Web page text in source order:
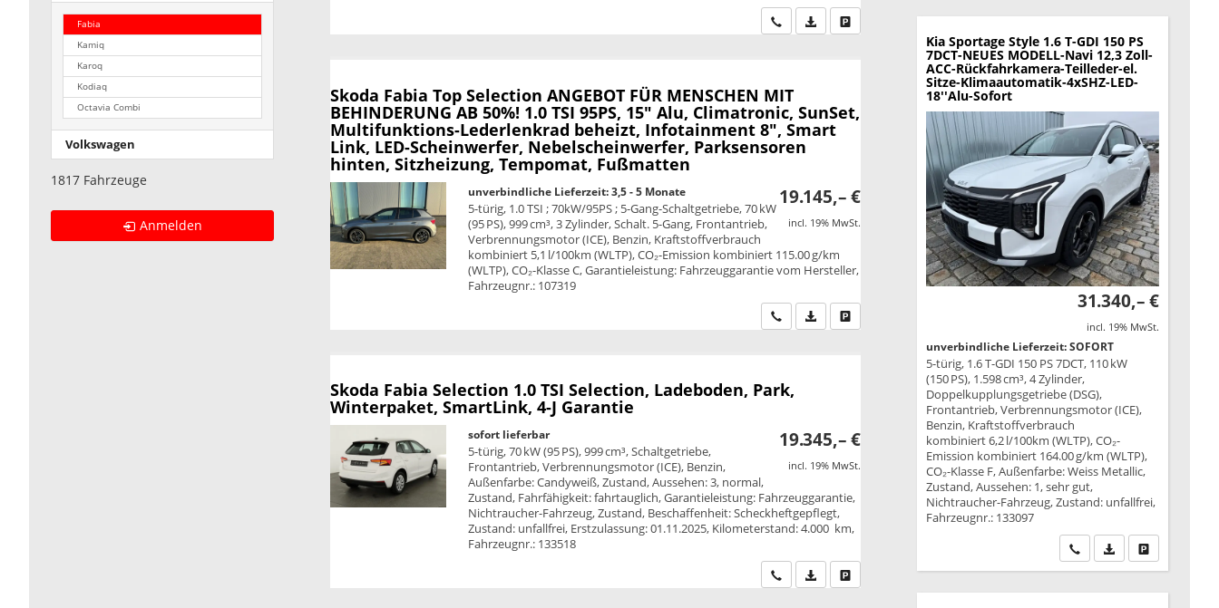
Wir rufen Sie anPDF-Datei, Fahrzeugexposé drucken
Drucken, parken oder vergleichen
Skoda Fabia Top Selection ANGEBOT FÜR MENSCHEN MIT
BEHINDERUNG AB 50%! 1.0 TSI 95PS, 15" Alu, Climatronic, SunSet,
Multifunktions-Lederlenkrad beheizt, Infotainment 8", Smart
Link, LED-Scheinwerfer, Nebelscheinwerfer, Parksensoren
hinten, Sitzheizung, Tempomat, Fußmatten
19.145,– €
incl. 19% MwSt.
unverbindliche Lieferzeit: 3,5 - 5 Monate
5-türig, 1.0 TSI ; 70kW/95PS ; 5-Gang-Schaltgetriebe, 70 kW
(95 PS), 999 cm³, 3 Zylinder, Schalt. 5-Gang, Frontantrieb,
Verbrennungsmotor (ICE), Benzin, Kraftstoffverbrauch
kombiniert 5,1 l/100km (WLTP), CO₂-Emission kombiniert 115.00 g/km
(WLTP), CO₂-Klasse C, Garantieleistung: Fahrzeuggarantie vom Hersteller,
Fahrzeugnr.: 107319
Wir rufen Sie anPDF-Datei, Fahrzeugexposé drucken
Skoda Fabia Selection 1.0 TSI Selection, Ladeboden, Park,
Winterpaket, SmartLink, 4-J Garantie
19.345,– €
incl. 19% MwSt.
sofort lieferbar
5-türig, 70 kW (95 PS), 999 cm³, Schaltgetriebe,
Frontantrieb, Verbrennungsmotor (ICE), Benzin,
Außenfarbe: Candyweiß, Zustand, Aussehen: 3, normal,
Zustand, Fahrfähigkeit: fahrtauglich, Garantieleistung: Fahrzeuggarantie,
Nichtraucher-Fahrzeug, Zustand, Beschaffenheit: Scheckheftgepflegt,
Zustand: unfallfrei, Erstzulassung: 01.11.2025, Kilometerstand: 4.000 km,
Fahrzeugnr.: 133518
Wir rufen Sie anPDF-Datei, Fahrzeugexposé drucken
Drucken, parken oder vergleichen
Fabia
Kamiq
Karoq
Kodiaq
Octavia Combi
Volkswagen
1817 Fahrzeuge
Anmelden
Kia Sportage Style 1.6 T-GDI 150 PS
7DCT-NEUES MODELL-Navi 12,3 Zoll-
ACC-Rückfahrkamera-Teilleder-el.
Sitze-Klimaautomatik-4xSHZ-LED-
18''Alu-Sofort
31.340,– €
incl. 19% MwSt.
unverbindliche Lieferzeit: SOFORT
5-türig, 1.6 T-GDI 150 PS 7DCT, 110 kW
(150 PS), 1.598 cm³, 4 Zylinder,
Doppelkupplungsgetriebe (DSG),
Frontantrieb, Verbrennungsmotor (ICE),
Benzin, Kraftstoffverbrauch
kombiniert 6,2 l/100km (WLTP), CO₂-
Emission kombiniert 164.00 g/km (WLTP),
CO₂-Klasse F, Außenfarbe: Weiss Metallic,
Zustand, Aussehen: 1, sehr gut,
Nichtraucher-Fahrzeug, Zustand: unfallfrei,
Fahrzeugnr.: 133097
Wir rufen Sie an
PDF-Datei,Drucken,